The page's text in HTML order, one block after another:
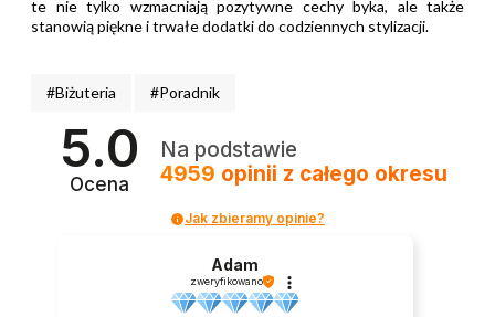
te nie tylko wzmacniają pozytywne cechy byka, ale także
stanowią piękne i trwałe dodatki do codziennych stylizacji.
#Biżuteria #Poradnik
5.0
Ocena
Na podstawie
4959 opinii z całego okresu
Jak zbieramy opinie?
Adam
zweryfikowano